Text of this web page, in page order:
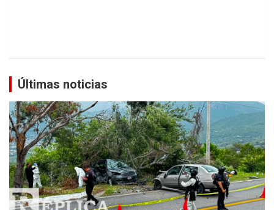
Últimas noticias